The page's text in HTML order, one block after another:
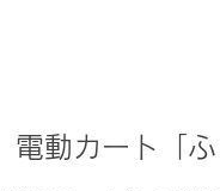
電動カート「ふ